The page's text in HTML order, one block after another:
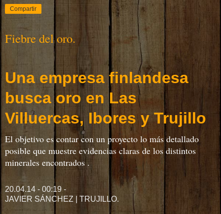
e
g
i
r
y
e
n
d
o
h
t
t
p
/
w
Compartir
Fiebre del oro.
Una empresa finlandesa
busca oro en Las
Villuercas, Ibores y Trujillo
El objetivo es contar con un proyecto lo más detallado
posible que muestre evidencias claras de los distintos
minerales encontrados .
20.04.14 - 00:19 -
JAVIER SÁNCHEZ | TRUJILLO.